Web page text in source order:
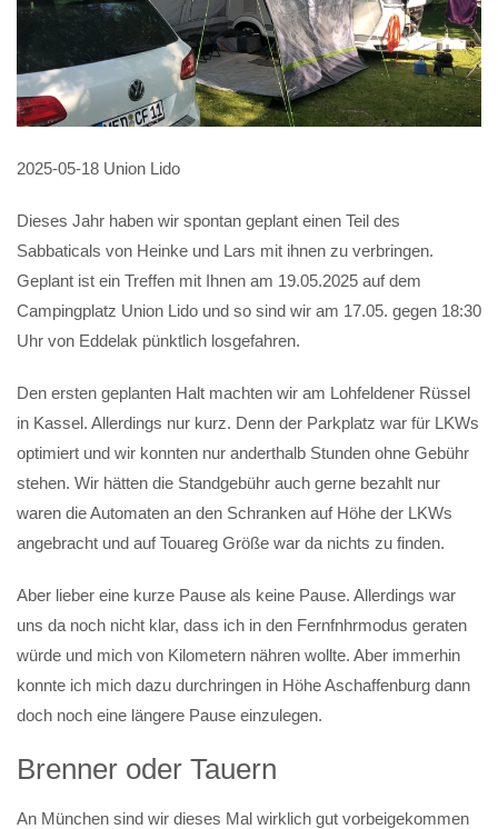
2025-05-18 Union Lido
Dieses Jahr haben wir spontan geplant einen Teil des
Sabbaticals von Heinke und Lars mit ihnen zu verbringen.
Geplant ist ein Treffen mit Ihnen am 19.05.2025 auf dem
Campingplatz Union Lido und so sind wir am 17.05. gegen 18:30
Uhr von Eddelak pünktlich losgefahren.
Den ersten geplanten Halt machten wir am Lohfeldener Rüssel
in Kassel. Allerdings nur kurz. Denn der Parkplatz war für LKWs
optimiert und wir konnten nur anderthalb Stunden ohne Gebühr
stehen. Wir hätten die Standgebühr auch gerne bezahlt nur
waren die Automaten an den Schranken auf Höhe der LKWs
angebracht und auf Touareg Größe war da nichts zu finden.
Aber lieber eine kurze Pause als keine Pause. Allerdings war
uns da noch nicht klar, dass ich in den Fernfnhrmodus geraten
würde und mich von Kilometern nähren wollte. Aber immerhin
konnte ich mich dazu durchringen in Höhe Aschaffenburg dann
doch noch eine längere Pause einzulegen.
Brenner oder Tauern
An München sind wir dieses Mal wirklich gut vorbeigekommen